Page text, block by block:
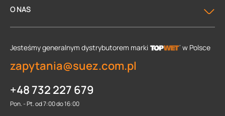
O NAS
Jesteśmy generalnym dystrybutorem marki w Polsce
zapytania@suez.com.pl
+48 732 227 679
Pon. - Pt. od 7:00 do 16:00